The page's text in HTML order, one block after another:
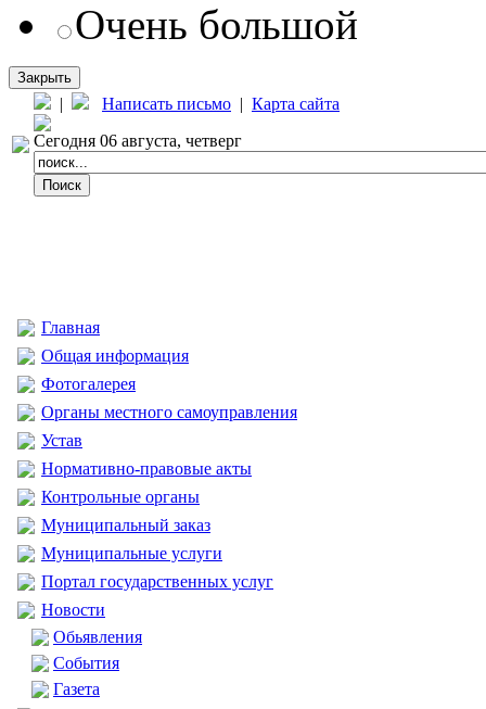
Очень большой
Закрыть
| Написать письмо | Карта сайта
Сегодня 06 августа, четверг
Главная
Общая информация
Фотогалерея
Органы местного самоуправления
Устав
Нормативно-правовые акты
Контрольные органы
Муниципальный заказ
Муниципальные услуги
Портал государственных услуг
Новости
Обьявления
События
Газета